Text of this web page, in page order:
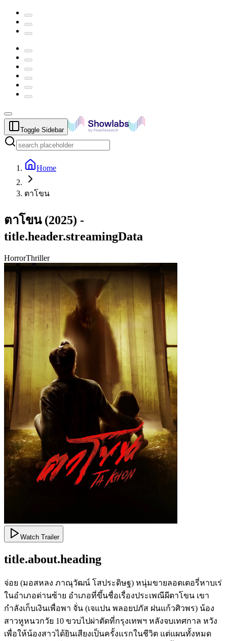
Toggle Sidebar
Home
ตาโขน
ตาโขน(2025) -
title.header.streamingData
HorrorThriller
Watch Trailer
title.about.heading
จ่อย (มอสหลง ภาณุวัฒน์ โสประดิษฐ) หนุ่มขายลอตเตอรี่หาบเร่
ในอำเภอด่านซ้าย อำเภอที่ขึ้นชื่อเรื่องประเพณีผีตาโขน เขา
กำลังเก็บเงินเพื่อพา จั่น (เจแปน พลอยปภัส ฝนแก้วศิวพร) น้อง
สาวหูหนวกวัย 10 ขวบไปผ่าตัดที่กรุงเทพฯ หลังจบเทศกาล หวัง
เพื่อให้น้องสาวได้ยินเสียงเป็นครั้งแรกในชีวิต แต่แผนทั้งหมด